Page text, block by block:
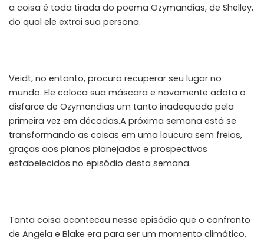
a coisa é toda tirada do poema Ozymandias, de Shelley,
do qual ele extrai sua persona.
Veidt, no entanto, procura recuperar seu lugar no
mundo. Ele coloca sua máscara e novamente adota o
disfarce de Ozymandias um tanto inadequado pela
primeira vez em décadas.A próxima semana está se
transformando as coisas em uma loucura sem freios,
graças aos planos planejados e prospectivos
estabelecidos no episódio desta semana.
Tanta coisa aconteceu nesse episódio que o confronto
de Angela e Blake era para ser um momento climático,